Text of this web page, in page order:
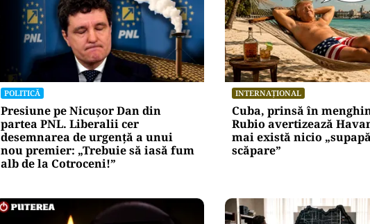
POLITICĂ
Presiune pe Nicușor Dan din
partea PNL. Liberalii cer
desemnarea de urgență a unui
nou premier: „Trebuie să iasă fum
alb de la Cotroceni!”
INTERNAȚIONAL
Cuba, prinsă în
Rubio avertizează
mai există nicio
scăpare”